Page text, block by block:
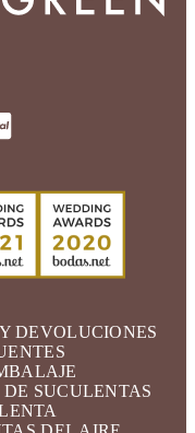
DEVOLUCIONES
SUCULENTAS